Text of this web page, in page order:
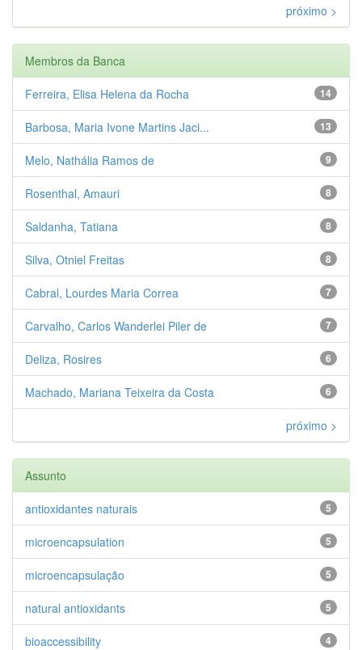
próximo >
Membros da Banca
14
Ferreira, Elisa Helena da Rocha
13
Barbosa, Maria Ivone Martins Jaci...
9
Melo, Nathália Ramos de
8
Rosenthal, Amauri
8
Saldanha, Tatiana
8
Silva, Otniel Freitas
7
Cabral, Lourdes Maria Correa
7
Carvalho, Carlos Wanderlei Piler de
6
Deliza, Rosires
6
Machado, Mariana Teixeira da Costa
próximo >
Assunto
5
antioxidantes naturais
5
microencapsulation
5
microencapsulação
5
natural antioxidants
4
bioaccessibility